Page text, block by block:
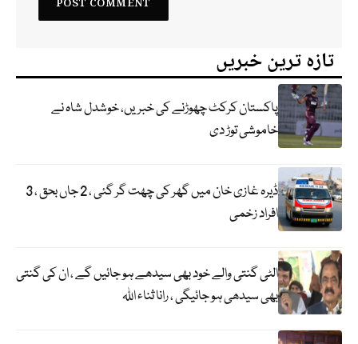
تازہ ترین خبریں
پاکستان کرکٹ چھوڑنے کی خبریں، خوشدل شاہ نے
خاموشی توڑ دی
ڈیرہ غازی خان میں گھر کی چھت گر گئی ، 2 جاں بحق ، 3
افراد زخمی
الٹی گنتی والے خود بھی سیدھے ہو جائیں گے ، ان کی گنتی
بھی سیدھی ہو جائیگی ، رانا ثناء اللہ